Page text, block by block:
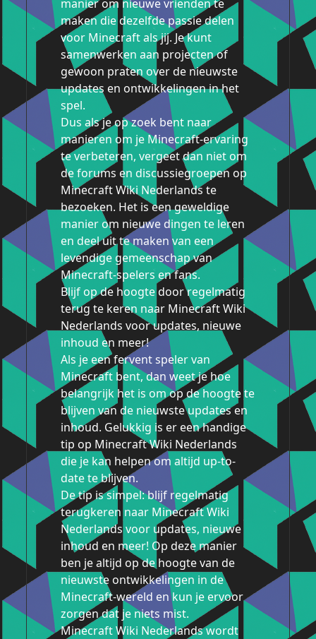
manier om nieuwe vrienden te
maken die dezelfde passie delen
voor Minecraft als jij. Je kunt
samenwerken aan projecten of
gewoon praten over de nieuwste
updates en ontwikkelingen in het
spel.
Dus als je op zoek bent naar
manieren om je Minecraft-ervaring
te verbeteren, vergeet dan niet om
de forums en discussiegroepen op
Minecraft Wiki Nederlands te
bezoeken. Het is een geweldige
manier om nieuwe dingen te leren
en deel uit te maken van een
levendige gemeenschap van
Minecraft-spelers en fans.
Blijf op de hoogte door regelmatig
terug te keren naar Minecraft Wiki
Nederlands voor updates, nieuwe
inhoud en meer!
Als je een fervent speler van
Minecraft bent, dan weet je hoe
belangrijk het is om op de hoogte te
blijven van de nieuwste updates en
inhoud. Gelukkig is er een handige
tip op Minecraft Wiki Nederlands
die je kan helpen om altijd up-to-
date te blijven.
De tip is simpel: blijf regelmatig
terugkeren naar Minecraft Wiki
Nederlands voor updates, nieuwe
inhoud en meer! Op deze manier
ben je altijd op de hoogte van de
nieuwste ontwikkelingen in de
Minecraft-wereld en kun je ervoor
zorgen dat je niets mist.
Minecraft Wiki Nederlands wordt